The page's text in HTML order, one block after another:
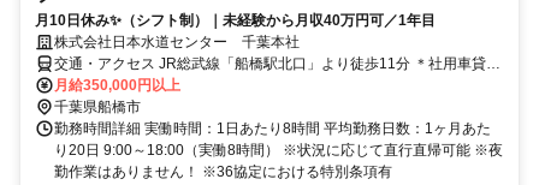
月10日休み✨（シフト制）｜未経験から月収40万円可／1年目
株式会社日本水道センター 千葉本社
交通・アクセス JR総武線「船橋駅北口」より徒歩11分 ＊社用車貸与
(通勤利用可/ガソリン代は会社負担)、マイカー・原付通勤可、直行直
帰OK！
月給350,000円以上
千葉県船橋市
勤務時間詳細 実働時間：1日あたり8時間 平均勤務日数：1ヶ月あた
り20日 9:00～18:00（実働8時間） ※状況に応じて直行直帰可能 ※夜
勤作業はありません！ ※36協定における特別条項有